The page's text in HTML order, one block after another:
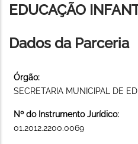
EDUCAÇÃO
Dados da Parceria
Órgão:
SECRETARIA MUNICIPAL DE
Nº do Instrumento Jurídico:
01.2012.2200.0069